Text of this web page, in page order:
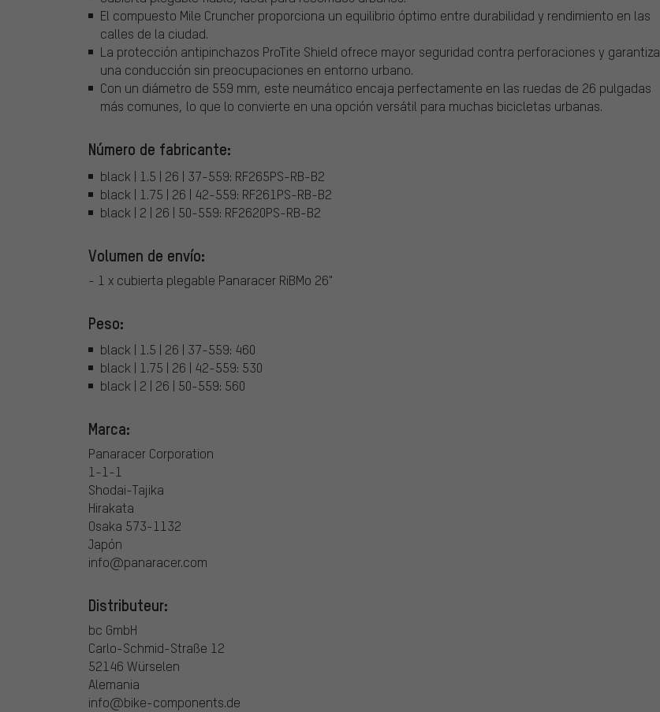
El compuesto Mile Cruncher proporciona un equilibrio óptimo entre durabilidad y rendimiento en las
calles de la ciudad.
La protección antipinchazos ProTite Shield ofrece mayor seguridad contra perforaciones y garantiza
una conducción sin preocupaciones en entorno urbano.
Con un diámetro de 559 mm, este neumático encaja perfectamente en las ruedas de 26 pulgadas
más comunes, lo que lo convierte en una opción versátil para muchas bicicletas urbanas.
Número de fabricante:
black | 1.5 | 26 | 37-559: RF265PS-RB-B2
black | 1.75 | 26 | 42-559: RF261PS-RB-B2
black | 2 | 26 | 50-559: RF2620PS-RB-B2
Volumen de envío:
- 1 x cubierta plegable Panaracer RiBMo 26"
Peso:
black | 1.5 | 26 | 37-559: 460
black | 1.75 | 26 | 42-559: 530
black | 2 | 26 | 50-559: 560
Marca:
Panaracer Corporation
1-1-1
Shodai-Tajika
Hirakata
Osaka 573-1132
Japón
info@panaracer.com
Distributeur:
bc GmbH
Carlo-Schmid-Straße 12
52146 Würselen
Alemania
info@bike-components.de